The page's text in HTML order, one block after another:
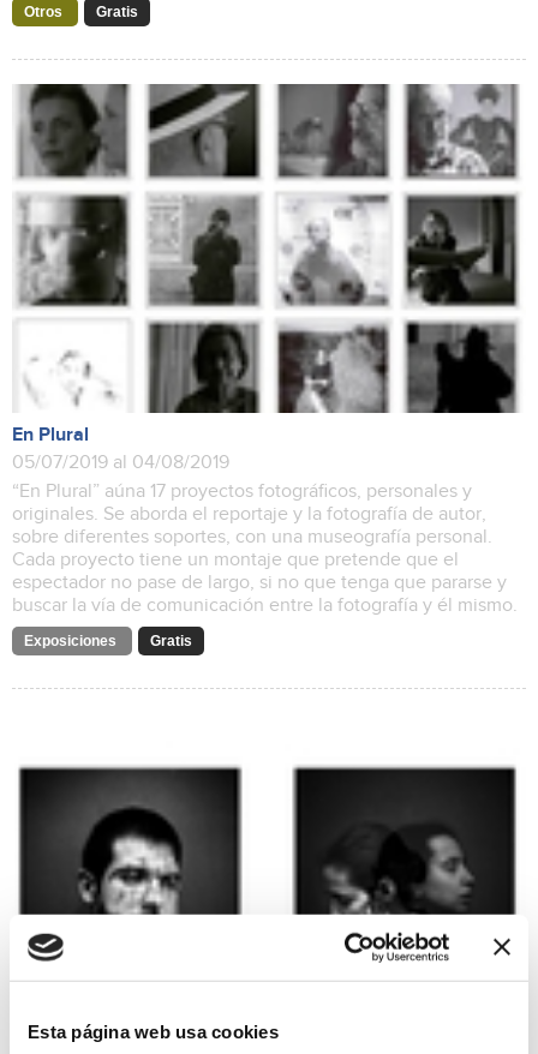
Esta página web usa cookies
Otros Gratis
En Plural
05/07/2019 al 04/08/2019
“En Plural” aúna 17 proyectos fotográficos, personales y
originales. Se aborda el reportaje y la fotografía de autor,
sobre diferentes soportes, con una museografía personal.
Cada proyecto tiene un montaje que pretende que el
espectador no pase de largo, si no que tenga que pararse y
buscar la vía de comunicación entre la fotografía y él mismo.
Exposiciones Gratis